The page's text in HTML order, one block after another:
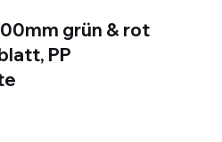
grün & rot
PP